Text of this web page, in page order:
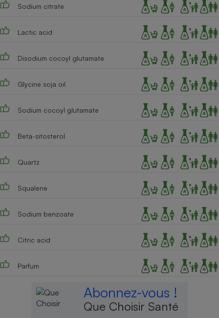
Sodium citrate
Lactic acid
Disodium cocoyl glutamate
Glycine soja oil
Sodium cocoyl glutamate
Beta-sitosterol
Quartz
Squalene
Sodium benzoate
Citric acid
Parfum
Abonnez-vous !
Que Choisir Santé